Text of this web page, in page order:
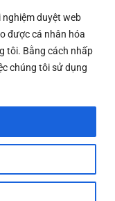
duyệt web
được cá nhân hóa
tôi. Bằng cách nhấp
chúng tôi sử dụng
0108783483
và Đầu Tư Tp. Hà
Rights Reserved